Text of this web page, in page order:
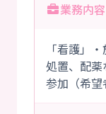
業務内容
「看護」
処置、配
参加（希